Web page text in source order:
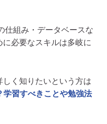
仕組み・データベースな
必要なスキルは多岐に
く知りたいという方は
習すべきことや勉強法